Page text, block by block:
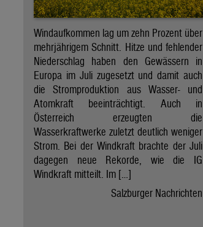
Windaufkommen lag um zehn Prozent über
mehrjährigem Schnitt. Hitze und fehlender
Niederschlag haben den Gewässern in
Europa im Juli zugesetzt und damit auch
die Stromproduktion aus Wasser- und
Atomkraft beeinträchtigt. Auch in
Österreich erzeugten die
Wasserkraftwerke zuletzt deutlich weniger
Strom. Bei der Windkraft brachte der Juli
dagegen neue Rekorde, wie die IG
Windkraft mitteilt. Im […]
Salzburger Nachrichten